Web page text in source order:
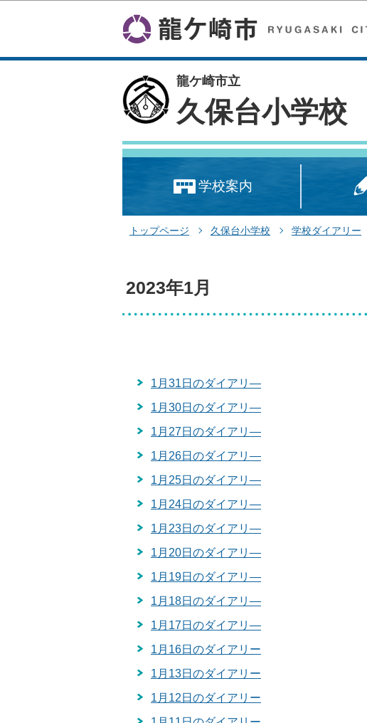
龍ケ崎市立
久保台小学校
学校案内
トップページ 久保台小学校 学校ダイアリー
2023年1月
1月31日のダイアリ―
1月30日のダイアリ―
1月27日のダイアリ―
1月26日のダイアリ―
1月25日のダイアリ―
1月24日のダイアリ―
1月23日のダイアリ―
1月20日のダイアリ―
1月19日のダイアリ―
1月18日のダイアリ―
1月17日のダイアリ―
1月16日のダイアリー
1月13日のダイアリー
1月12日のダイアリー